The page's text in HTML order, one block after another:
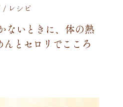
/ レシピ
ない と き に、体の熱
ん と セロ リ でこ こ ろ